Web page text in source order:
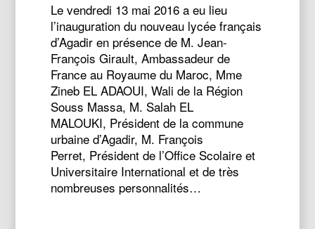
Le vendredi 13 mai 2016 a eu lieu
l’inauguration du nouveau lycée français
d’Agadir en présence de M. Jean-
François Girault, Ambassadeur de
France au Royaume du Maroc, Mme
Zineb EL ADAOUI, Wali de la Région
Souss Massa, M. Salah EL
MALOUKI, Président de la commune
urbaine d’Agadir, M. François
Perret, Président de l’Office Scolaire et
Universitaire International et de très
nombreuses personnalités…